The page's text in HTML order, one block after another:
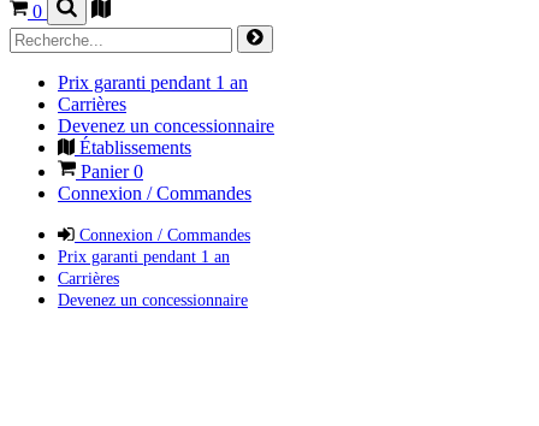
0
Prix garanti pendant 1 an
Carrières
Devenez un concessionnaire
Établissements
Panier0
Connexion / Commandes
Connexion / Commandes
Prix garanti pendant 1 an
Carrières
Devenez un concessionnaire